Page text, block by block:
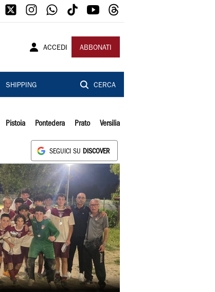
ACCEDI ABBONATI
SHIPPING CERCA
Pistoia Pontedera Prato Versilia
SEGUICI SU DISCOVER